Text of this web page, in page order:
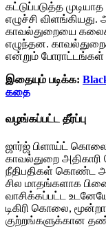
கட்டுப்படுத்த
எழுச்சி
காவல்துறையை
எழுந்தன.
என்றும்
இதையும் படிக்க:
கதை
வழங்கப்பட்ட தீர்ப்பு
ஜார்ஜ் பிளாய்ட்
காவல்துறை அதிகாரி
நீதிபதிகள் கொண்ட
சில மாதங்களாக
வாசிக்கப்பட்ட
டிகிரி கொலை,
குற்றங்களுக்கான